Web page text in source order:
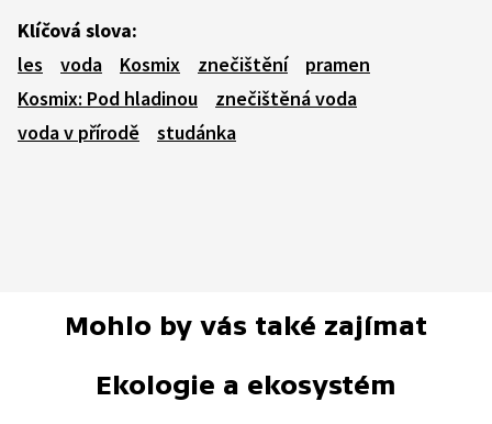
Klíčová slova:
les
voda Kosmix znečištění
pramen
Kosmix: Pod hladinou
znečištěná voda
voda v přírodě
studánka
Mohlo by vás také zajímat
Ekologie a ekosystém